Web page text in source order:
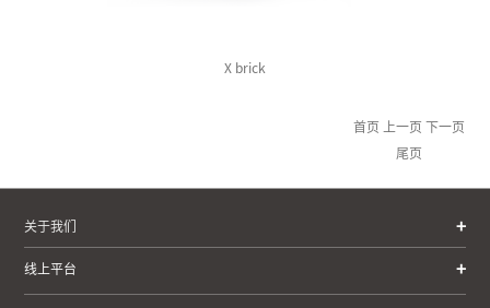
X brick
首页 上一页
下一页
尾页
关于我们
线上平台